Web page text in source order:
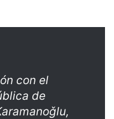
con el
de